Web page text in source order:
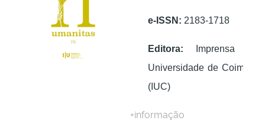
e-ISSN: 2183-1718
Editora: Imprensa da
Universidade de Coimbra
(IUC)
+informação